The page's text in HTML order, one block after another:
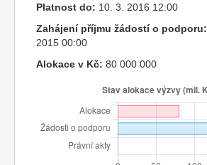
Platnost do: 10. 3. 2016 12:00
Zahájení příjmu žádostí o podporu:
2015 00:00
Alokace v Kč: 80 000 000